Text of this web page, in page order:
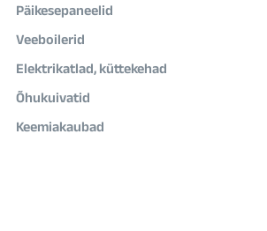
Päikesepaneelid
Veeboilerid
Elektrikatlad, küttekehad
Õhukuivatid
Keemiakaubad